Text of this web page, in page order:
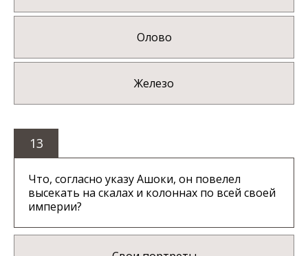
Олово
Железо
13
Что, согласно указу Ашоки, он повелел
высекать на скалах и колоннах по всей своей
империи?